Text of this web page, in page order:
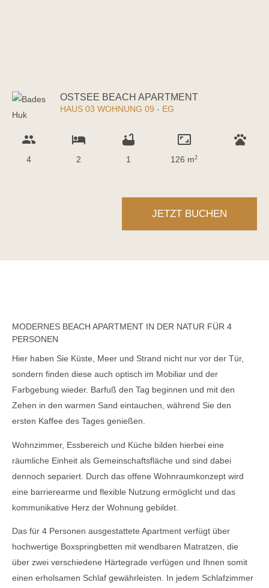
OSTSEE BEACH APARTMENT
HAUS 03 WOHNUNG 09 - EG
group
4
hotel
2
bathtub
1
aspect_ratio
126 m2
pets
JETZT BUCHEN
MODERNES BEACH APARTMENT IN DER NATUR FÜR 4
PERSONEN
Hier haben Sie Küste, Meer und Strand nicht nur vor der Tür,
sondern finden diese auch optisch im Mobiliar und der
Farbgebung wieder. Barfuß den Tag beginnen und mit den
Zehen in den warmen Sand eintauchen, während Sie den
ersten Kaffee des Tages genießen.
Wohnzimmer, Essbereich und Küche bilden hierbei eine
räumliche Einheit als Gemeinschaftsfläche und sind dabei
dennoch separiert. Durch das offene Wohnraumkonzept wird
eine barrierearme und flexible Nutzung ermöglicht und das
kommunikative Herz der Wohnung gebildet.
Das für 4 Personen ausgestattete Apartment verfügt über
hochwertige Boxspringbetten mit wendbaren Matratzen, die
über zwei verschiedene Härtegrade verfügen und Ihnen somit
einen erholsamen Schlaf gewährleisten. In jedem Schlafzimmer